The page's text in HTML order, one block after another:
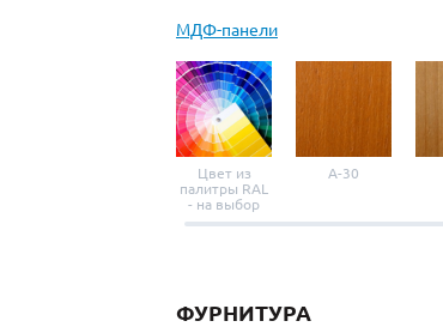
МДФ-панели
Цвет из
палитры RAL
- на выбор
A-30
ФУРНИТУРА